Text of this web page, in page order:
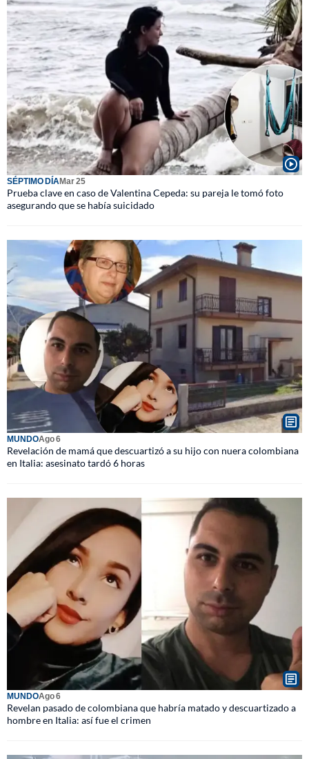
SÉPTIMO DÍAMar 25
Prueba clave en caso de Valentina Cepeda: su pareja le tomó foto
asegurando que se había suicidado
MUNDOAgo 6
Revelación de mamá que descuartizó a su hijo con nuera colombiana
en Italia: asesinato tardó 6 horas
MUNDOAgo 6
Revelan pasado de colombiana que habría matado y descuartizado a
hombre en Italia: así fue el crimen